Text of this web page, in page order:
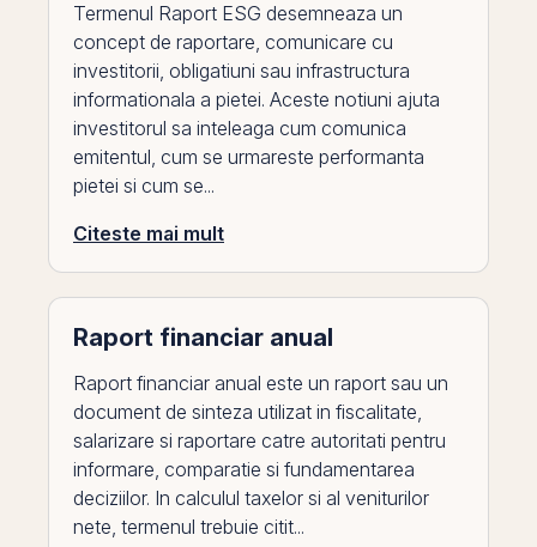
Termenul Raport ESG desemneaza un
concept de raportare, comunicare cu
investitorii, obligatiuni sau infrastructura
informationala a pietei. Aceste notiuni ajuta
investitorul sa inteleaga cum comunica
emitentul, cum se urmareste performanta
pietei si cum se...
Citeste mai mult
Raport financiar anual
Raport financiar anual este un raport sau un
document de sinteza utilizat in fiscalitate,
salarizare si raportare catre autoritati pentru
informare, comparatie si fundamentarea
deciziilor. In calculul taxelor si al veniturilor
nete, termenul trebuie citit...